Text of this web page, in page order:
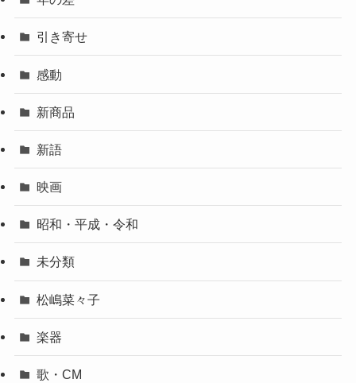
引き寄せ
感動
新商品
新語
映画
昭和・平成・令和
未分類
松嶋菜々子
楽器
歌・CM